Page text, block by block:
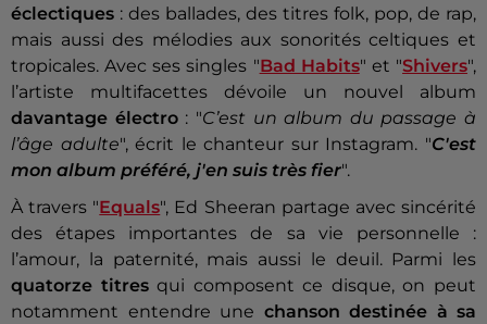
éclectiques : des ballades, des titres folk, pop, de rap,
mais aussi des mélodies aux sonorités celtiques et
tropicales. Avec ses singles "Bad Habits" et "Shivers",
l’artiste multifacettes dévoile un nouvel album
davantage électro: "C’est un album du passage à
l’âge adulte", écrit le chanteur sur Instagram. "C'est
mon album préféré, j'en suis très fier".
À travers "Equals", Ed Sheeran partage avec sincérité
des étapes importantes de sa vie personnelle :
l’amour, la paternité, mais aussi le deuil. Parmi les
quatorze titresqui composent ce disque, on peut
notamment entendre une chanson destinée à sa